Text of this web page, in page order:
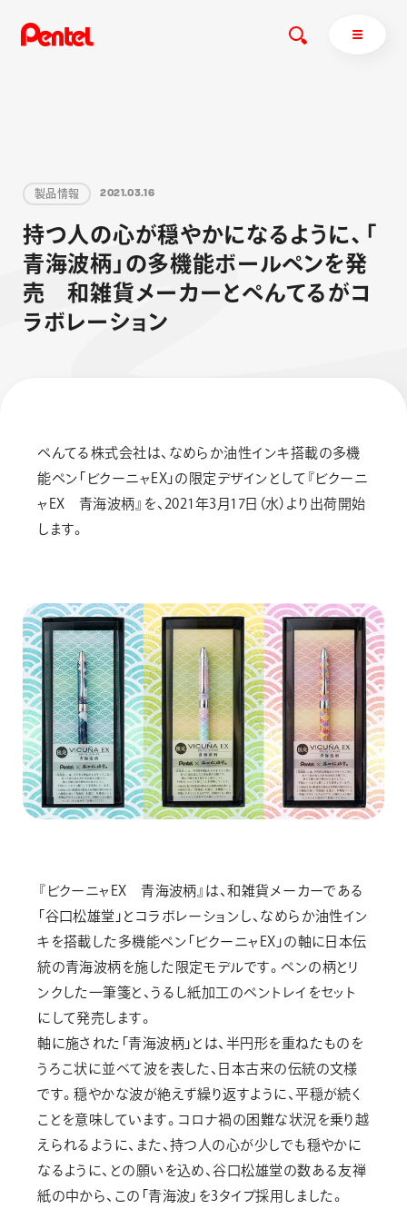
エナージェル サインペン オレンズ
ボールペン
ペン
マーカー
シャープペン
その他
ぺんてるについて
ぺんてるについてトップ
メッセージ
製品情報 2021.03.1 6
持つ 人 の心が穏やかになる よう に、 「
青海波柄 」 の多機能ボー ルペンを発
売
和雑貨 メー カー とぺんてる がコ
ラボ レー ショ ン
ぺんてる株式会社は、なめらか油性インキ搭載の多機
能ペン「ビクーニャEX」の限定デザインとして『ビクーニ
ャEX 青海波柄』を、2021年3月17日（水）より出荷開始
します。
『ビクーニャEX 青海波柄』は、和雑貨メーカーである
「谷口松雄堂」とコラボレーションし、なめらか油性イン
キを搭載した多機能ペン「ビクーニャEX」の軸に日本伝
統の青海波柄を施した限定モデルです。ペンの柄とリ
ンクした一筆箋と、うるし紙加工のペントレイをセット
にして発売します。
軸に施された「青海波柄」とは、半円形を重ねたものを
うろこ状に並べて波を表した、日本古来の伝統の文様
です。穏やかな波が絶えず繰り返すように、平穏が続く
ことを意味しています。コロナ禍の困難な状況を乗り越
えられるように、また、持つ人の心が少しでも穏やかに
なるように、との願いを込め、谷口松雄堂の数ある友禅
紙の中から、この「青海波」を3タイプ採用しました。